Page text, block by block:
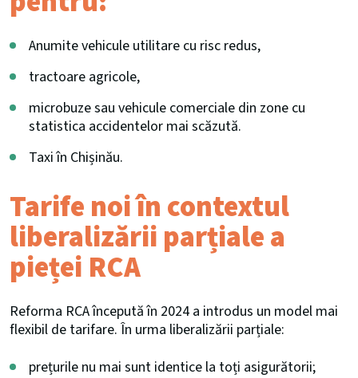
Anumite vehicule utilitare cu risc redus,
tractoare agricole,
microbuze sau vehicule comerciale din zone cu
statistica accidentelor mai scăzută.
Taxi în Chișinău.
Tarife noi în contextul
liberalizării parțiale a
pieței RCA
Reforma RCA începută în 2024 a introdus un model mai
flexibil de tarifare. În urma liberalizării parțiale:
prețurile nu mai sunt identice la toți asigurătorii;